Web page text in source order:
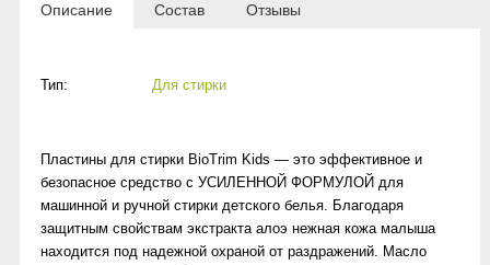
Описание Состав Отзывы
Тип: Для стирки
Пластины для стирки BioTrim Kids — это эффективное и
безопасное средство с УСИЛЕННОЙ ФОРМУЛОЙ для
машинной и ручной стирки детского белья. Благодаря
защитным свойствам экстракта алоэ нежная кожа малыша
находится под надежной охраной от раздражений. Масло